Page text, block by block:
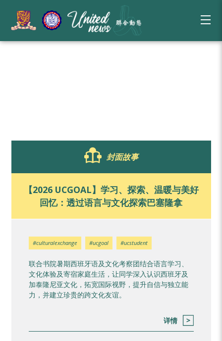
封面故事
【2026 UCGOAL】学习、探索、温暖与美好
回忆：透过语言与文化探索巴塞隆拿
#culturalexchange #ucgoal #ucstudent
联合书院暑期西班牙语及文化考察团结合语言学习、
文化体验及寄宿家庭生活，让同学深入认识西班牙及
加泰隆尼亚文化，拓宽国际视野，提升自信与独立能
力，并建立珍贵的跨文化友谊。
详情